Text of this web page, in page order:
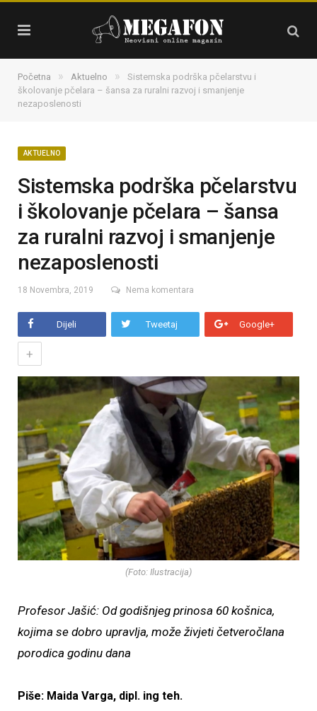
Početna » Aktuelno »
Sistemska podrška pčelarstvu i
školovanje pčelara – šansa za ruralni razvoj i smanjenje
nezaposlenosti
AKTUELNO
Sistemska podrška pčelarstvu
i školovanje pčelara – šansa
za ruralni razvoj i smanjenje
nezaposlenosti
18 Novembra, 2019 Nema komentara
Dijeli Tweetaj Google+
+
(Foto: Ilustracija)
Profesor Jašić: Od godišnjeg prinosa 60 košnica,
kojima se dobro upravlja, može živjeti četveročlana
porodica godinu dana
Piše: Maida Varga, dipl. ing teh.